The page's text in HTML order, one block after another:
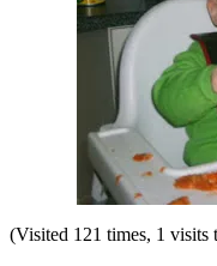
(Visited 121 times, 1 visits